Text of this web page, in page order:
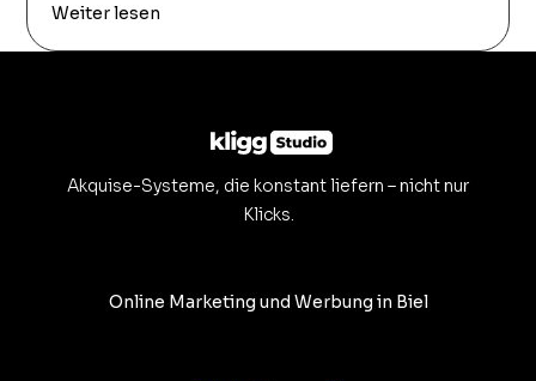
Weiter lesen
Akquise-Systeme, die konstant liefern – nicht nur
Klicks.
Online Marketing und Werbung in Biel